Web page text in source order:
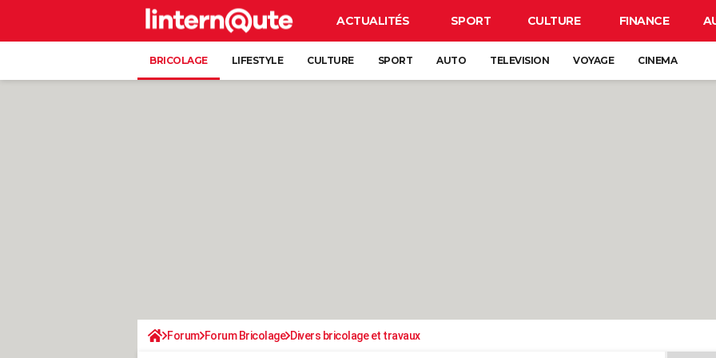
ACTUALITÉS SPORT CULTURE FINANCE
BRICOLAGE LIFESTYLE CULTURE SPORT AUTO TELEVISION VOYAGE CINEMA
Forum Forum Bricolage Divers bricolage et travaux